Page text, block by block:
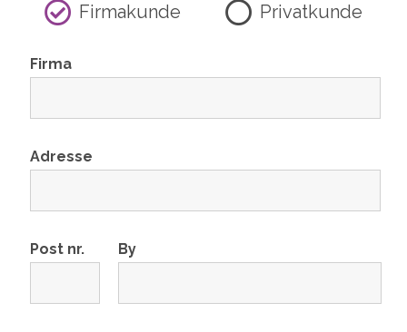
Firmakunde Privatkunde
Firma
Adresse
Post nr. By